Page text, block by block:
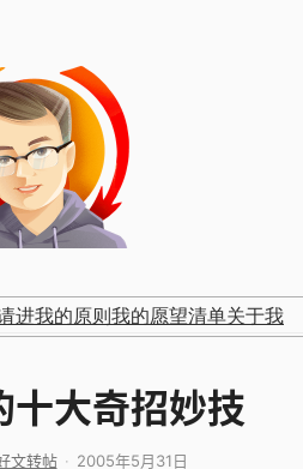
进我的原则 我的愿望清单关于我
十大奇招妙技
文转帖 2005年5月31日